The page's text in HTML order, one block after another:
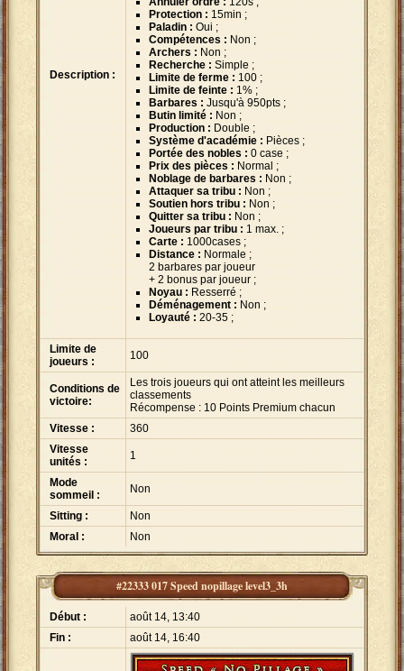
Description :
Protection : 15min ;
Paladin : Oui ;
Compétences : Non ;
Archers : Non ;
Recherche : Simple ;
Limite de ferme : 100 ;
Limite de feinte : 1% ;
Barbares : Jusqu'à 950pts ;
Butin limité : Non ;
Production : Double ;
Système d'académie : Pièces ;
Portée des nobles : 0 case ;
Prix des pièces : Normal ;
Noblage de barbares : Non ;
Attaquer sa tribu : Non ;
Soutien hors tribu : Non ;
Quitter sa tribu : Non ;
Joueurs par tribu : 1 max. ;
Carte : 1000cases ;
Distance : Normale ;
2 barbares par joueur
+ 2 bonus par joueur ;
Noyau : Resserré ;
Déménagement : Non ;
Loyauté : 20-35 ;
Limite de
joueurs :
100
Conditions de
victoire:
Les trois joueurs qui ont atteint les meilleurs
classements
Récompense : 10 Points Premium chacun
Vitesse :
360
Vitesse
unités :
1
Mode
sommeil :
Non
Sitting :
Non
Moral :
Non
#22333 017 Speed nopillage level3_3h
Début :
août 14, 13:40
Fin :
août 14, 16:40